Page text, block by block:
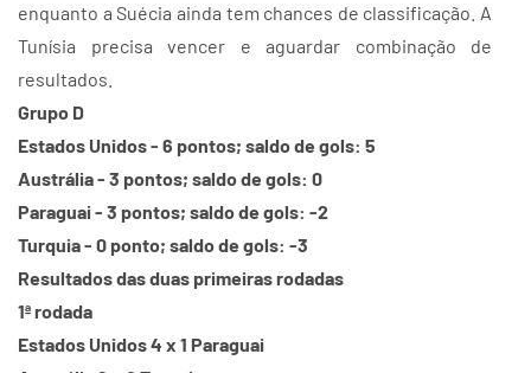
enquanto a Suécia ainda tem chances de classificação. A
Tunísia precisa vencer e aguardar combinação de
resultados.
Grupo D
Estados Unidos - 6 pontos; saldo de gols: 5
Austrália - 3 pontos; saldo de gols: 0
Paraguai - 3 pontos; saldo de gols: -2
Turquia - 0 ponto; saldo de gols: -3
Resultados das duas primeiras rodadas
1ª rodada
Estados Unidos 4 x 1 Paraguai